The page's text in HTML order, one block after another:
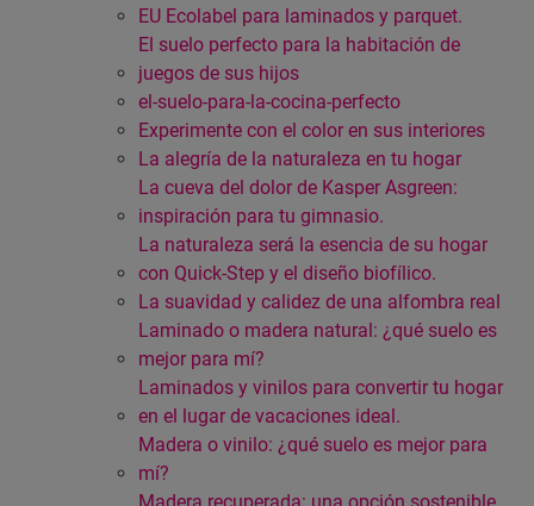
EU Ecolabel para laminados y parquet.
El suelo perfecto para la habitación de
juegos de sus hijos
el-suelo-para-la-cocina-perfecto
Experimente con el color en sus interiores
La alegría de la naturaleza en tu hogar
La cueva del dolor de Kasper Asgreen:
inspiración para tu gimnasio.
La naturaleza será la esencia de su hogar
con Quick-Step y el diseño biofílico.
La suavidad y calidez de una alfombra real
Laminado o madera natural: ¿qué suelo es
mejor para mí?
Laminados y vinilos para convertir tu hogar
en el lugar de vacaciones ideal.
Madera o vinilo: ¿qué suelo es mejor para
mí?